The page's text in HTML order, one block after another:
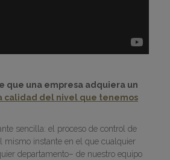
que una empresa adquiera un
calidad del nivel que tenemos
sencilla: el proceso de control de
mismo instante en el que cualquier
departamento– de nuestro equipo